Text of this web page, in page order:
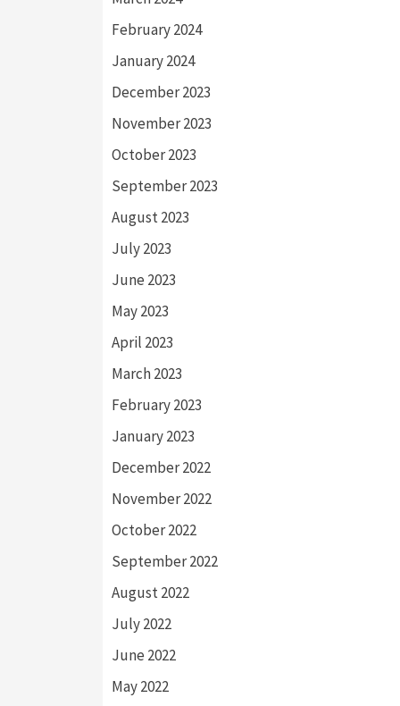
February 2024
January 2024
December 2023
November 2023
October 2023
September 2023
August 2023
July 2023
June 2023
May 2023
April 2023
March 2023
February 2023
January 2023
December 2022
November 2022
October 2022
September 2022
August 2022
July 2022
June 2022
May 2022